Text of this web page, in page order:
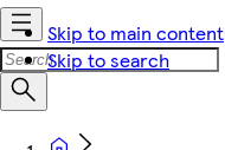
Skip to main content
Skip to search